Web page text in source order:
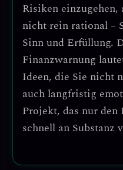
Risiken
nicht rein rational –
Sinn und Erfüllung.
Finanzwarnung
Ideen, die Sie nicht
auch langfristig
Projekt, das nur
schnell an Substanz